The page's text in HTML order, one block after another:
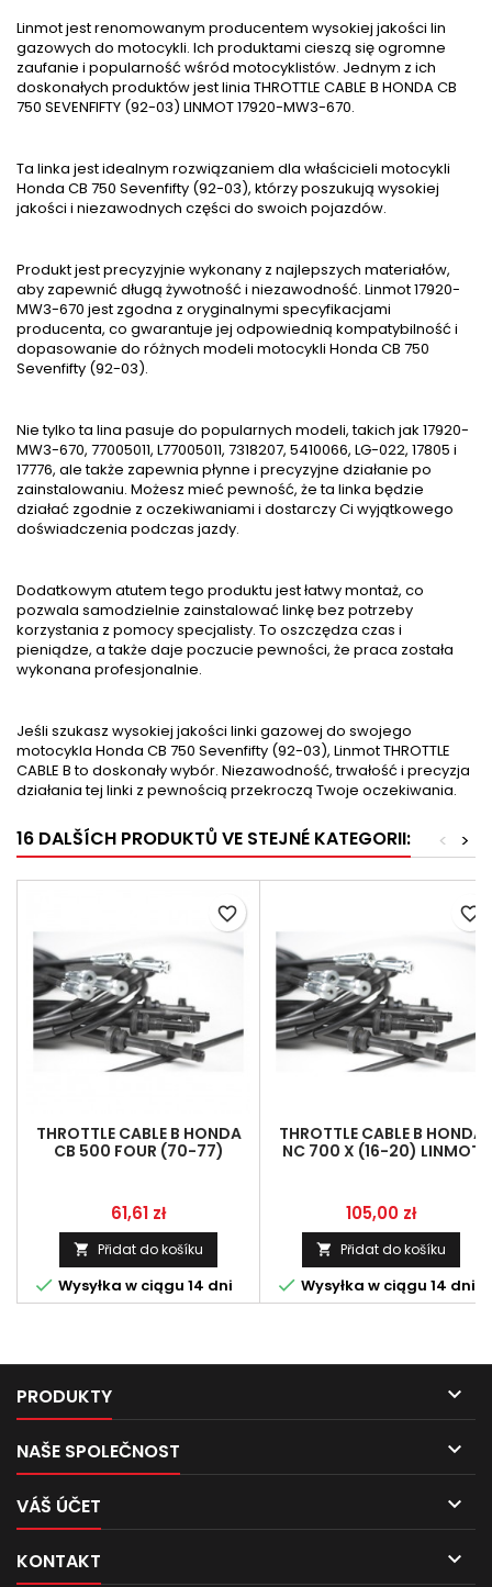
Linmot jest renomowanym producentem wysokiej jakości lin
gazowych do motocykli. Ich produktami cieszą się ogromne
zaufanie i popularność wśród motocyklistów. Jednym z ich
doskonałych produktów jest linia THROTTLE CABLE B HONDA CB
750 SEVENFIFTY (92-03) LINMOT 17920-MW3-670.
Ta linka jest idealnym rozwiązaniem dla właścicieli motocykli
Honda CB 750 Sevenfifty (92-03), którzy poszukują wysokiej
jakości i niezawodnych części do swoich pojazdów.
Produkt jest precyzyjnie wykonany z najlepszych materiałów,
aby zapewnić długą żywotność i niezawodność. Linmot 17920-
MW3-670 jest zgodna z oryginalnymi specyfikacjami
producenta, co gwarantuje jej odpowiednią kompatybilność i
dopasowanie do różnych modeli motocykli Honda CB 750
Sevenfifty (92-03).
Nie tylko ta lina pasuje do popularnych modeli, takich jak 17920-
MW3-670, 77005011, L77005011, 7318207, 5410066, LG-022, 17805 i
17776, ale także zapewnia płynne i precyzyjne działanie po
zainstalowaniu. Możesz mieć pewność, że ta linka będzie
działać zgodnie z oczekiwaniami i dostarczy Ci wyjątkowego
doświadczenia podczas jazdy.
Dodatkowym atutem tego produktu jest łatwy montaż, co
pozwala samodzielnie zainstalować linkę bez potrzeby
korzystania z pomocy specjalisty. To oszczędza czas i
pieniądze, a także daje poczucie pewności, że praca została
wykonana profesjonalnie.
Jeśli szukasz wysokiej jakości linki gazowej do swojego
motocykla Honda CB 750 Sevenfifty (92-03), Linmot THROTTLE
CABLE B to doskonały wybór. Niezawodność, trwałość i precyzja
działania tej linki z pewnością przekroczą Twoje oczekiwania.
16 DALŠÍCH PRODUKTŮ VE STEJNÉ KATEGORII: >
<
THROTTLE CABLE B HONDA
CB 500 FOUR (70-77)
Cena
61,61 zł
 Přidat do košíku
 Wysyłka w ciągu 14 dni
favorite_border
THROTTLE CABLE B HONDA
NC 700 X (16-20) LINMOT
Cena
105,00 zł
 Přidat do košíku
 Wysyłka w ciągu 14 dni
favorite_border
PRODUKTY 
NAŠE SPOLEČNOST 
VÁŠ ÚČET 
KONTAKT 